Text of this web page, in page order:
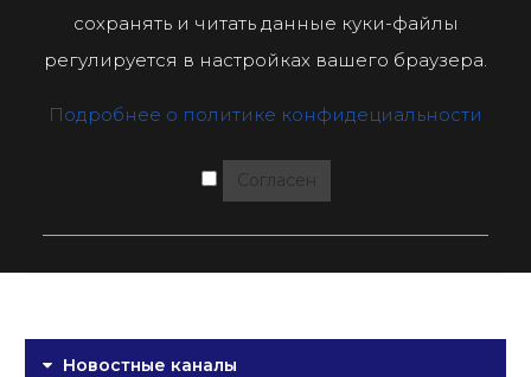
сохранять и читать данные куки-файлы
регулируется в настройках вашего браузера.
Подробнее о политике конфидециальности
Согласен
Новостные каналы